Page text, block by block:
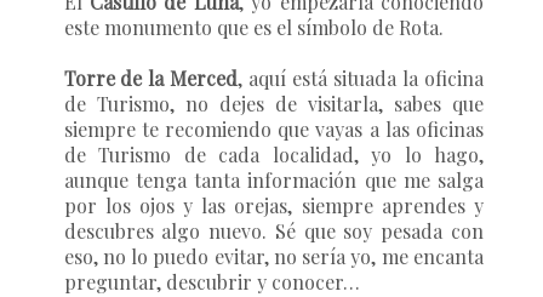
este monumento que es el símbolo de Rota.
Torre de la Merced, aquí está situada la oficina
de Turismo, no dejes de visitarla, sabes que
siempre te recomiendo que vayas a las oficinas
de Turismo de cada localidad, yo lo hago,
aunque tenga tanta información que me salga
por los ojos y las orejas, siempre aprendes y
descubres algo nuevo. Sé que soy pesada con
eso, no lo puedo evitar, no sería yo, me encanta
preguntar, descubrir y conocer…